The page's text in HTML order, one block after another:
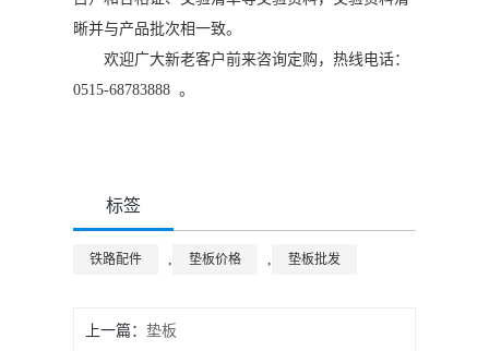
晰并与产品批次相一致。
欢迎广大新老客户前来咨询定购，热线电话：
0515-68783888 。
标签
铁路配件 垫板价格 垫板批发
上一篇：垫板